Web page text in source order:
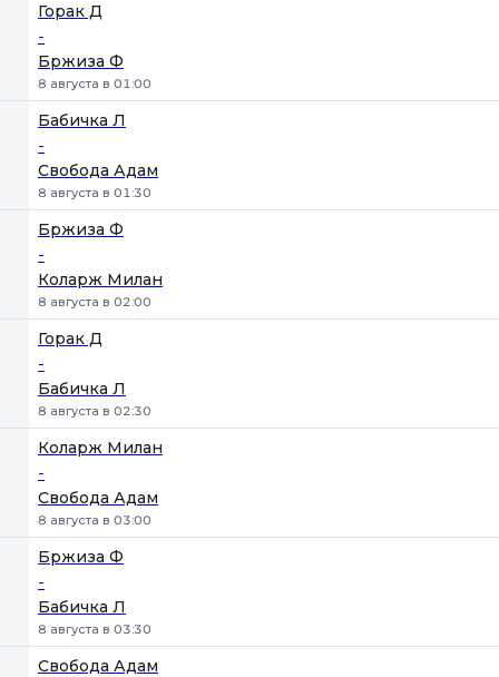
Горак Д
-
Бржиза Ф
8 августа в 01:00
Бабичка Л
-
Свобода Адам
8 августа в 01:30
Бржиза Ф
-
Коларж Милан
8 августа в 02:00
Горак Д
-
Бабичка Л
8 августа в 02:30
Коларж Милан
-
Свобода Адам
8 августа в 03:00
Бржиза Ф
-
Бабичка Л
8 августа в 03:30
Свобода Адам